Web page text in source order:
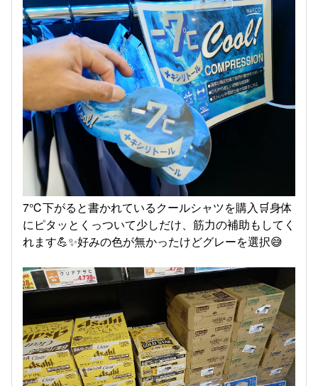
7℃下がると書かれているクールシャツを購入🛒身体
にピタッとくっついて少しだけ、筋力の補助もしてく
れます💪✨好みの色が無かったけどグレーを選択😅